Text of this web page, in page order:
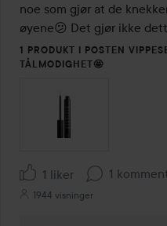
noe som gjør at de
øyene😕 Det gjør ikke
1 PRODUKT I POSTEN
TÅLMODIGHET🤩
1 liker 1
1944 visninger